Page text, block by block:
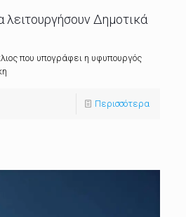
Δημοτικά
που υπογράφει η υφυπουργός
Περισσότερα